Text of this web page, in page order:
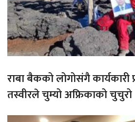
राबा बैकको लोगोसंगै कार्यकारी
तस्वीरले चुम्यो अफ्रिकाको चुचुरो